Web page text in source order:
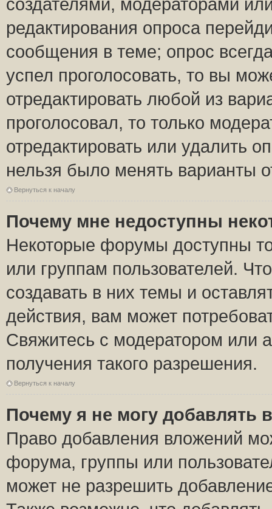
редактирования опроса
сообщения в теме; опрос
успел проголосовать, то вы
отредактировать любой из
проголосовал, то только
отредактировать или удалить
нельзя было менять варианты
Вернуться к началу
Почему мне недоступны
Некоторые форумы доступны
или группам пользователей.
создавать в них темы и
действия, вам может
Свяжитесь с модератором или
получения такого разрешения.
Вернуться к началу
Почему я не могу добавлять
Право добавления вложений
форума, группы или
может не разрешить